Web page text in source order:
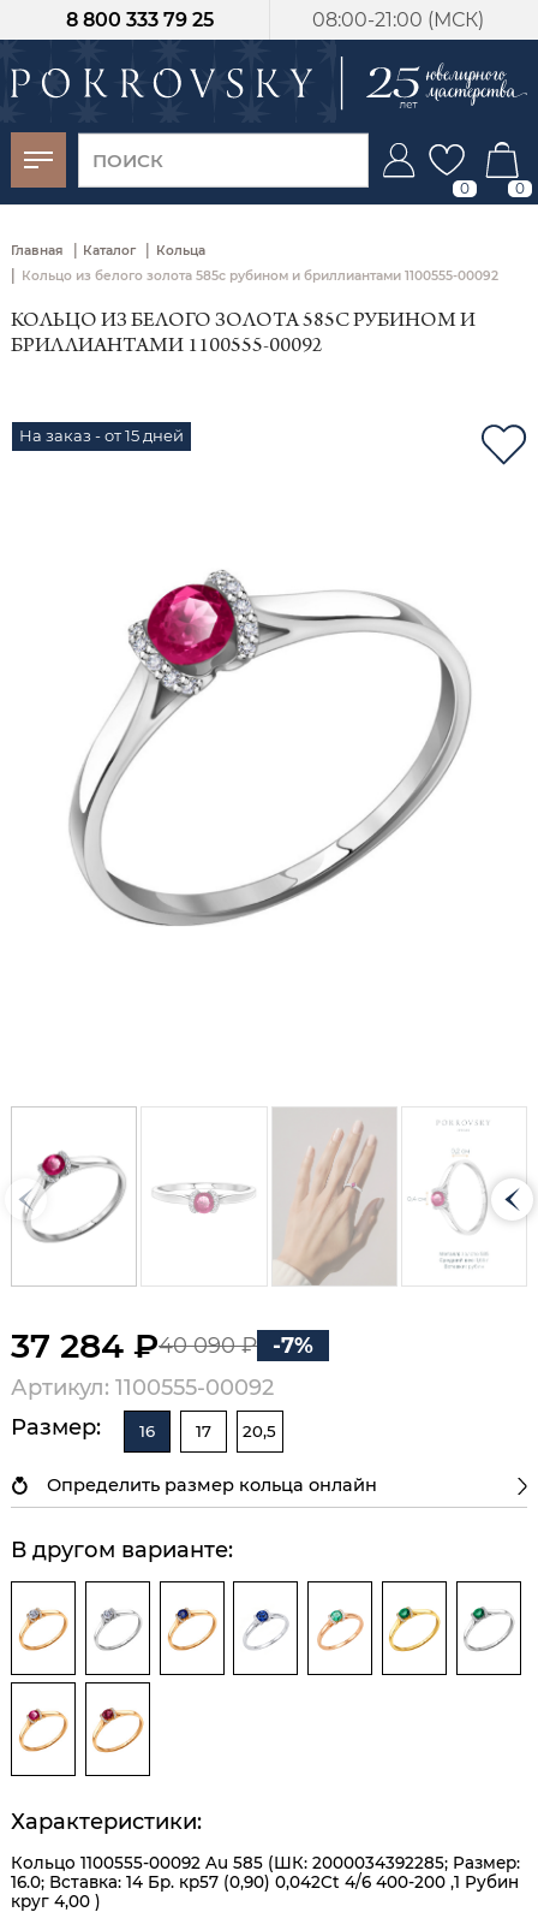
08:00-21:00 (МСК)
8 800 333 79 25
0 0
Главная | Каталог | Кольца
| Кольцо из белого золота 585с рубином и бриллиантами 1100555-00092
КОЛЬЦО ИЗ БЕЛОГО ЗОЛОТА 585С РУБИНОМ И
БРИЛЛИАНТАМИ 1100555-00092
На заказ - от 15 дней
37 284 ₽40 090 ₽
-7%
Артикул: 1100555-00092
Размер:
16 17 20,5
Определить размер кольца онлайн
В другом варианте:
Характеристики:
Кольцо 1100555-00092 Au 585 (ШК: 2000034392285; Размер:
16.0; Вставка: 14 Бр. кр57 (0,90) 0,042Ct 4/6 400-200 ,1 Рубин
круг 4,00 )
-30%
от 15 дней с
момента оплаты